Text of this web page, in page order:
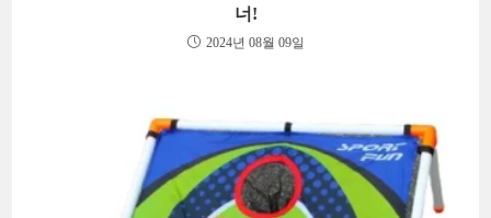
너!
2024년 08월 09일